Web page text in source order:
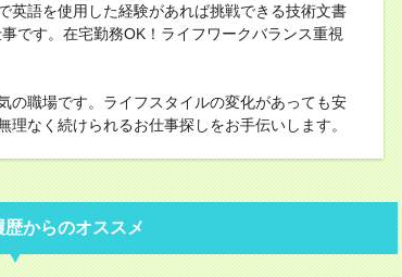
英語を使用した経験があれば挑戦できる技術文書
です。在宅勤務OK！ライフワークバランス重視
の職場です。ライフスタイルの変化があっても安
なく続けられるお仕事探しをお手伝いします。
からのオススメ